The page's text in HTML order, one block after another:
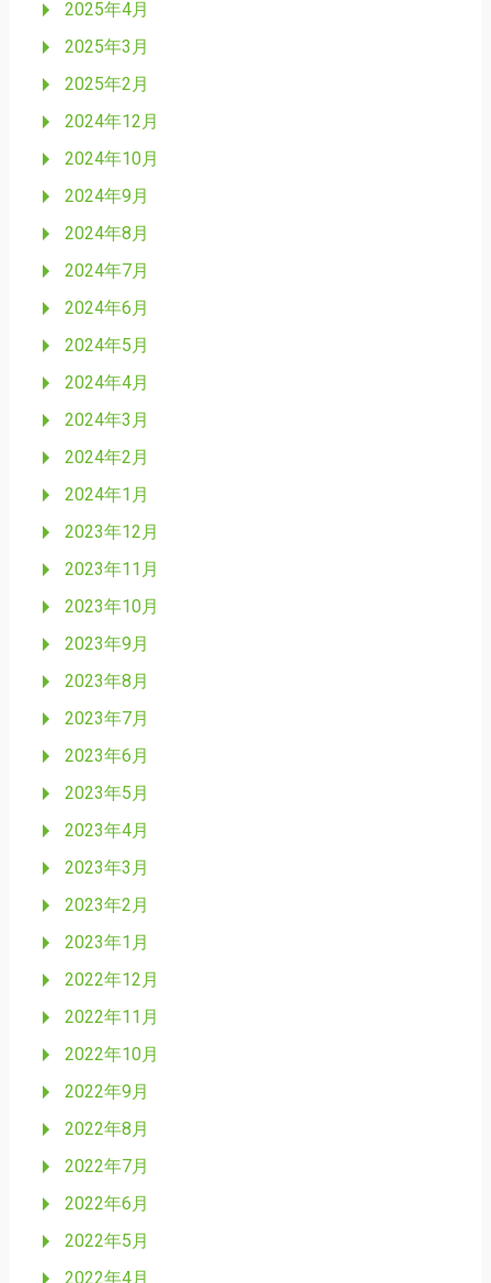
2025年4月
2025年3月
2025年2月
2024年12月
2024年10月
2024年9月
2024年8月
2024年7月
2024年6月
2024年5月
2024年4月
2024年3月
2024年2月
2024年1月
2023年12月
2023年11月
2023年10月
2023年9月
2023年8月
2023年7月
2023年6月
2023年5月
2023年4月
2023年3月
2023年2月
2023年1月
2022年12月
2022年11月
2022年10月
2022年9月
2022年8月
2022年7月
2022年6月
2022年5月
2022年4月